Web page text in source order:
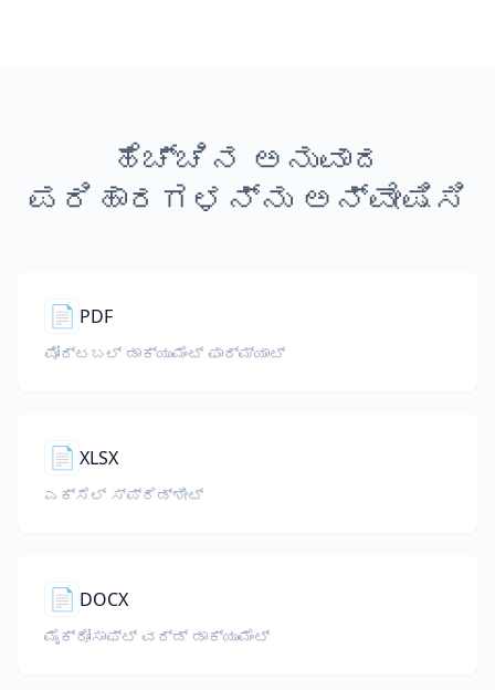
ಹೆಚ್ಚಿನ ಅನುವಾದ
ಪರಿಹಾರಗಳನ್ನು ಅನ್ವೇಷಿಸಿ
📄 PDF
ಪೋರ್ಟಬಲ್ ಡಾಕ್ಯುಮೆಂಟ್ ಫಾರ್ಮ್ಯಾಟ್
📄 XLSX
ಎಕ್ಸೆಲ್ ಸ್ಪ್ರೆಡ್ಶೀಟ್
📄 DOCX
ಮೈಕ್ರೋಸಾಫ್ಟ್ ವರ್ಡ್ ಡಾಕ್ಯುಮೆಂಟ್